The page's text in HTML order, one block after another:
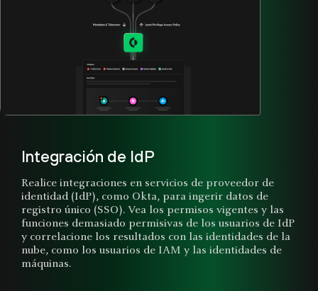
Integración de IdP
Realice integraciones en servicios de proveedor de
identidad (IdP), como Okta, para ingerir datos de
registro único (SSO). Vea los permisos vigentes y las
funciones demasiado permisivas de los usuarios de IdP
y correlacione los resultados con las identidades de la
nube, como los usuarios de IAM y las identidades de
máquinas.